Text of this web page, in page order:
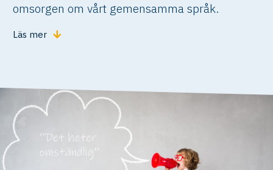
omsorgen om vårt gemensamma språk.
Läs mer